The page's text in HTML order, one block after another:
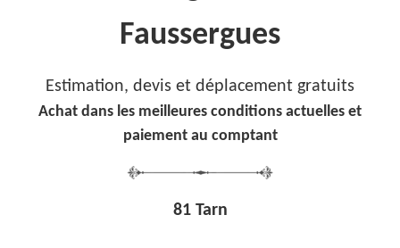
Faussergues
Estimation, devis et déplacement gratuits
Achat dans les meilleures conditions actuelles et
paiement au comptant
81 Tarn